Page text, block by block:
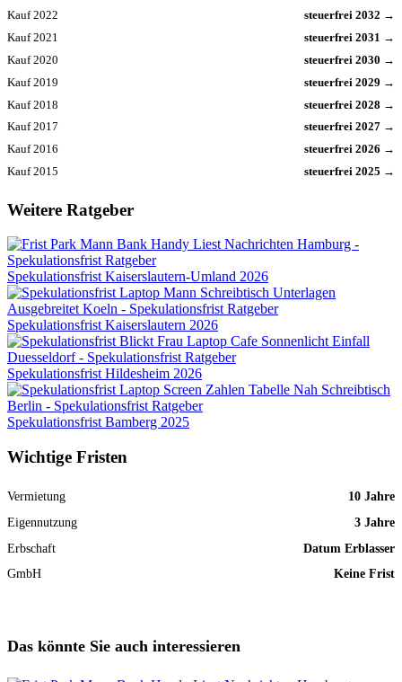
Kauf 2022
steuerfrei 2032 →
Kauf 2021
steuerfrei 2031 →
Kauf 2020
steuerfrei 2030 →
Kauf 2019
steuerfrei 2029 →
Kauf 2018
steuerfrei 2028 →
Kauf 2017
steuerfrei 2027 →
Kauf 2016
steuerfrei 2026 →
Kauf 2015
steuerfrei 2025 →
Weitere Ratgeber
Spekulationsfrist Kaiserslautern-Umland 2026
Spekulationsfrist Kaiserslautern 2026
Spekulationsfrist Hildesheim 2026
Spekulationsfrist Bamberg 2025
Wichtige Fristen
Vermietung
10 Jahre
Eigennutzung
3 Jahre
Erbschaft
Datum Erblasser
GmbH
Keine Frist
Das könnte Sie auch interessieren